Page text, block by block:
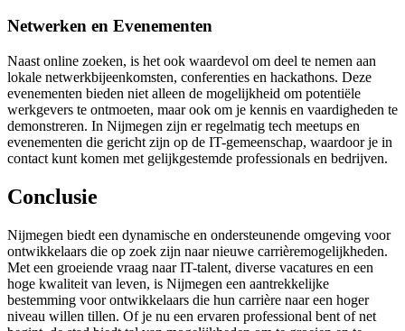
Netwerken en Evenementen
Naast online zoeken, is het ook waardevol om deel te nemen aan
lokale netwerkbijeenkomsten, conferenties en hackathons. Deze
evenementen bieden niet alleen de mogelijkheid om potentiële
werkgevers te ontmoeten, maar ook om je kennis en vaardigheden te
demonstreren. In Nijmegen zijn er regelmatig tech meetups en
evenementen die gericht zijn op de IT-gemeenschap, waardoor je in
contact kunt komen met gelijkgestemde professionals en bedrijven.
Conclusie
Nijmegen biedt een dynamische en ondersteunende omgeving voor
ontwikkelaars die op zoek zijn naar nieuwe carrièremogelijkheden.
Met een groeiende vraag naar IT-talent, diverse vacatures en een
hoge kwaliteit van leven, is Nijmegen een aantrekkelijke
bestemming voor ontwikkelaars die hun carrière naar een hoger
niveau willen tillen. Of je nu een ervaren professional bent of net